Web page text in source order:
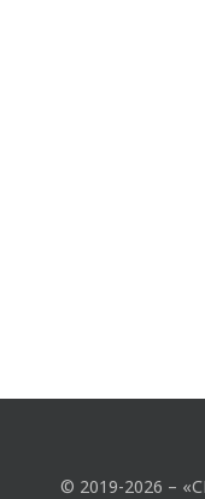
© 2019-2026 –